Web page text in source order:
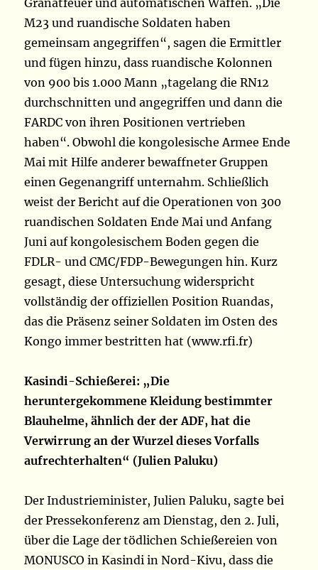
Granatfeuer und automatischen Waffen. „Die
M23 und ruandische Soldaten haben
gemeinsam angegriffen“, sagen die Ermittler
und fügen hinzu, dass ruandische Kolonnen
von 900 bis 1.000 Mann „tagelang die RN12
durchschnitten und angegriffen und dann die
FARDC von ihren Positionen vertrieben
haben“. Obwohl die kongolesische Armee Ende
Mai mit Hilfe anderer bewaffneter Gruppen
einen Gegenangriff unternahm. Schließlich
weist der Bericht auf die Operationen von 300
ruandischen Soldaten Ende Mai und Anfang
Juni auf kongolesischem Boden gegen die
FDLR- und CMC/FDP-Bewegungen hin. Kurz
gesagt, diese Untersuchung widerspricht
vollständig der offiziellen Position Ruandas,
das die Präsenz seiner Soldaten im Osten des
Kongo immer bestritten hat (www.rfi.fr)
Kasindi-Schießerei: „Die
heruntergekommene Kleidung bestimmter
Blauhelme, ähnlich der der ADF, hat die
Verwirrung an der Wurzel dieses Vorfalls
aufrechterhalten“ (Julien Paluku)
Der Industrieminister, Julien Paluku, sagte bei
der Pressekonferenz am Dienstag, den 2. Juli,
über die Lage der tödlichen Schießereien von
MONUSCO in Kasindi in Nord-Kivu, dass die